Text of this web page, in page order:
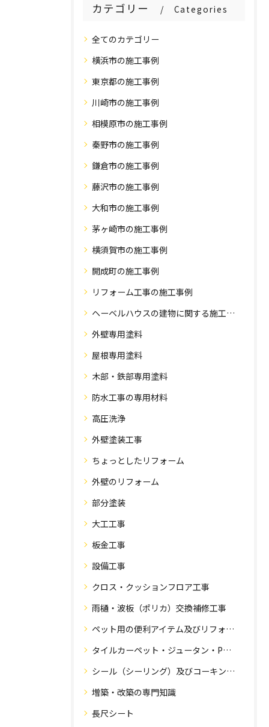
カテゴリー Categories
全てのカテゴリー
横浜市の施工事例
東京都の施工事例
川崎市の施工事例
相模原市の施工事例
秦野市の施工事例
鎌倉市の施工事例
藤沢市の施工事例
大和市の施工事例
茅ヶ崎市の施工事例
横須賀市の施工事例
開成町の施工事例
リフォーム工事の施工事例
ヘーベルハウスの建物に関する施工事例
外壁専用塗料
屋根専用塗料
木部・鉄部専用塗料
防水工事の専用材料
高圧洗浄
外壁塗装工事
ちょっとしたリフォーム
外壁のリフォーム
部分塗装
大工工事
板金工事
設備工事
クロス・クッションフロア工事
雨樋・波板（ポリカ）交換補修工事
ペット用の便利アイテム及びリフォーム工事
タイルカーペット・ジュータン・Pタイル・床・フローリング工事
シール（シーリング）及びコーキング工事の専門知識
増築・改築の専門知識
長尺シート